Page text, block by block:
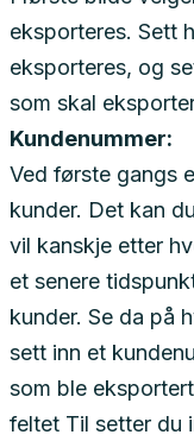
eksporteres. Sett
eksporteres, og
som skal
Kundenummer:
Ved første gangs
kunder. Det kan
vil kanskje etter
et senere
kunder. Se da på
sett inn et
som ble
feltet Til setter du